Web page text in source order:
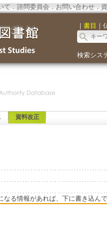
て．諮問委員会． お問い合わせ．
｜ 書目 ｜
検索シス
資料改正
る情報があれば、下に書き込ん